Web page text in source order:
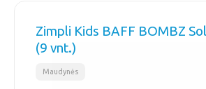
Zimpli Kids BAFF BOMBZ
(9 vnt.)
Maudynės